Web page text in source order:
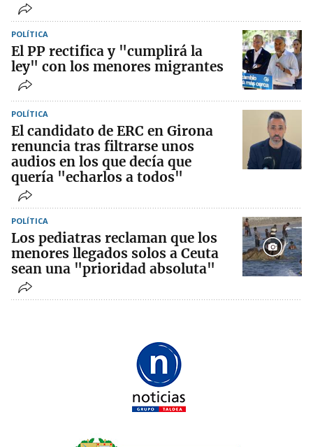
POLÍTICA
El PP rectifica y "cumplirá la
ley" con los menores migrantes
POLÍTICA
El candidato de ERC en Girona
renuncia tras filtrarse unos
audios en los que decía que
quería "echarlos a todos"
POLÍTICA
Los pediatras reclaman que los
menores llegados solos a Ceuta
sean una "prioridad absoluta"